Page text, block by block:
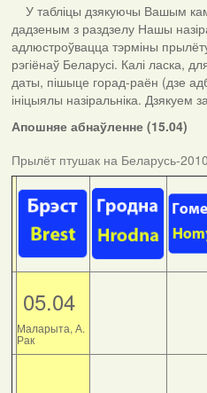
У табліцы дзякуючы Вашым
дадзеным з раздзелу Нашы
адлюстроўвацца тэрміны
рэгіёнаў Беларусі. Калі ласка,
даты, пішыце горад-раён (дзе
ініцыялы назіральніка. Дзякуем
Апошняе абнаўленне (15.04)
Прылёт птушак на Беларусь-2010
05.04
Маларыта, А.
Рак